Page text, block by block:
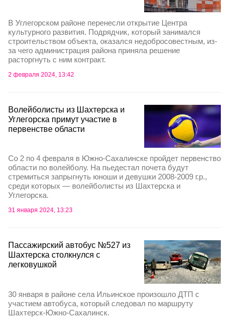
В Углегорском районе перенесли открытие Центра
культурного развития. Подрядчик, который занимался
строительством объекта, оказался недобросовестным, из-
за чего администрация района приняла решение
расторгнуть с ним контракт.
2 февраля 2024, 13:42
Волейболисты из Шахтерска и
Углегорска примут участие в
первенстве области
Со 2 по 4 февраля в Южно-Сахалинске пройдет первенство
области по волейболу. На пьедестал почета будут
стремиться запрыгнуть юноши и девушки 2008-2009 г.р.,
среди которых — волейболисты из Шахтерска и
Углегорска.
31 января 2024, 13:23
Пассажирский автобус №527 из
Шахтерска столкнулся с
легковушкой
30 января в районе села Ильинское произошло ДТП с
участием автобуса, который следовал по маршруту
Шахтерск-Южно-Сахалинск.